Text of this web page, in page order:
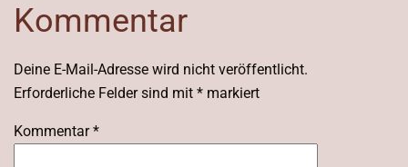
Kommentar
Deine E-Mail-Adresse wird nicht veröffentlicht.
Erforderliche Felder sind mit* markiert
Kommentar*